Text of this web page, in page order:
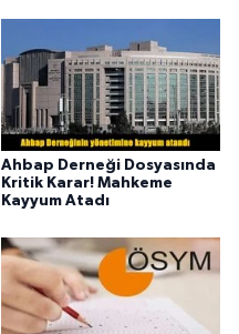
Ahbap Derneği Dosyasında
Kritik Karar! Mahkeme
Kayyum Atadı